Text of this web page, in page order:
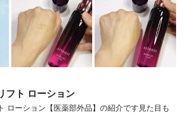
フト ローション
ローション【医薬部外品】の紹介です見た目も